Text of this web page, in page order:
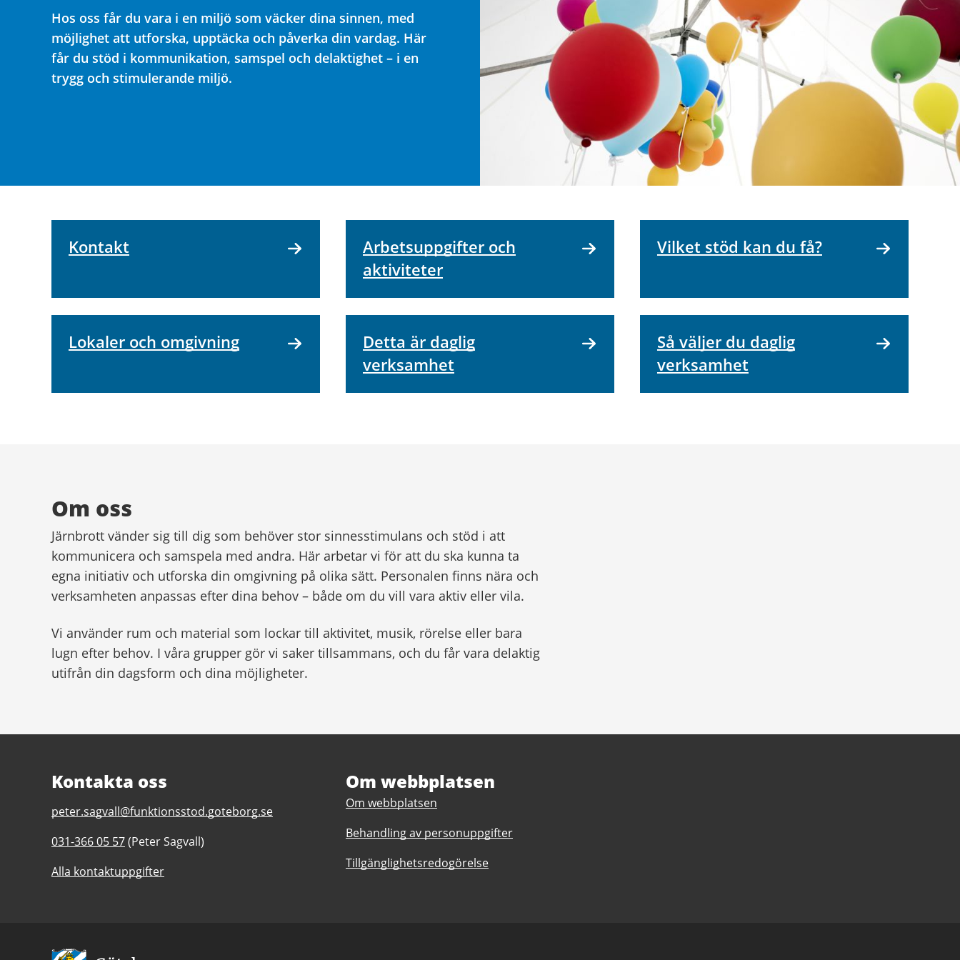
Hos oss får du vara i en miljö som väcker dina sinnen, med
möjlighet att utforska, upptäcka och påverka din vardag. Här
får du stöd i kommunikation, samspel och delaktighet – i en
trygg och stimulerande miljö.
Kontakt
Arbetsuppgifter och
aktiviteter
Vilket stöd kan du få?
Lokaler och omgivning
Detta är daglig
verksamhet
Så väljer du daglig
verksamhet
Om oss
Järnbrott vänder sig till dig som behöver stor sinnesstimulans och stöd i att
kommunicera och samspela med andra. Här arbetar vi för att du ska kunna ta
egna initiativ och utforska din omgivning på olika sätt. Personalen finns nära och
verksamheten anpassas efter dina behov – både om du vill vara aktiv eller vila.
Vi använder rum och material som lockar till aktivitet, musik, rörelse eller bara
lugn efter behov. I våra grupper gör vi saker tillsammans, och du får vara delaktig
utifrån din dagsform och dina möjligheter.
Kontakta oss
E-
till
Järnbrott
daglig
peter.sagvall@funktionsstod.goteborg.se
Telefonnummer
Järnbrott
031-366 05 57(Peter Sagvall)
Alla kontaktuppgifter
Om webbplatsen
Om webbplatsen
Behandling av personuppgifter
Tillgänglighetsredogörelse